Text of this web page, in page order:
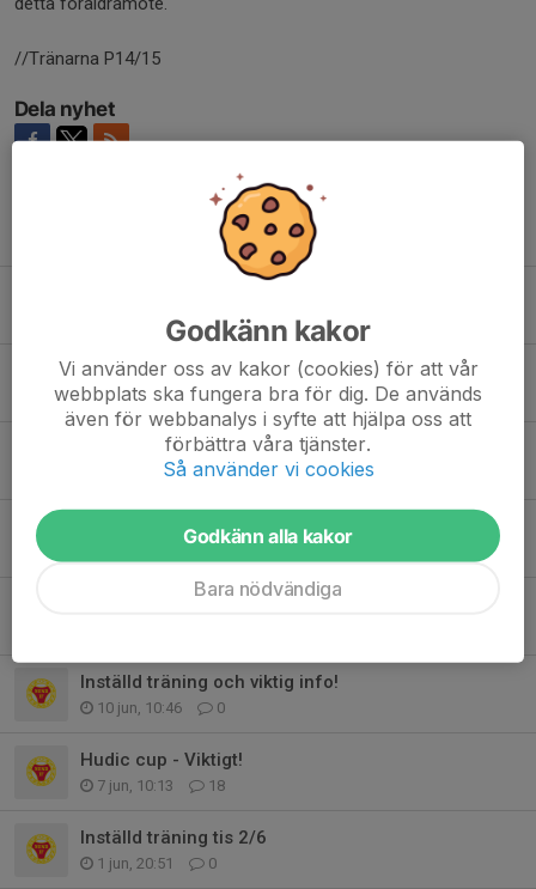
//Tränarna P14/15
Dela nyhet
3 aug, 10:16 0
Ändrad träningstid
20 jul, 12:21 0
28 jun, 19:48 0
Lilla VM fredag - söndag
Inställd träning och viktig info!
10 jun, 10:46 0
Hudic cup - Viktigt!
7 jun, 10:13 18
Inställd träning tis 2/6
1 jun, 20:51 0
Godkänn kakor
Vi använder oss av kakor (cookies) för att vår
webbplats ska fungera bra för dig. De används
även för webbanalys i syfte att hjälpa oss att
förbättra våra tjänster.
Så använder vi cookies
Godkänn alla kakor
Bara nödvändiga